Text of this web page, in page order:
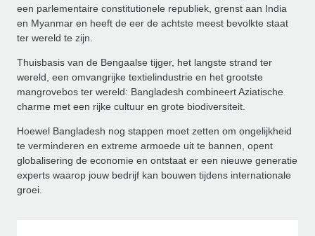
een parlementaire constitutionele republiek, grenst aan India
en Myanmar en heeft de eer de achtste meest bevolkte staat
ter wereld te zijn.
Thuisbasis van de Bengaalse tijger, het langste strand ter
wereld, een omvangrijke textielindustrie en het grootste
mangrovebos ter wereld: Bangladesh combineert Aziatische
charme met een rijke cultuur en grote biodiversiteit.
Hoewel Bangladesh nog stappen moet zetten om ongelijkheid
te verminderen en extreme armoede uit te bannen, opent
globalisering de economie en ontstaat er een nieuwe generatie
experts waarop jouw bedrijf kan bouwen tijdens internationale
groei.